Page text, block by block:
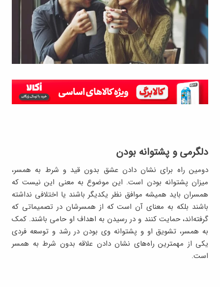
دلگرمی و پشتوانه بودن
دومین راه برای نشان دادن عشق بدون قید و شرط به همسر،
میزان پشتوانه بودن است. این موضوع به معنی این نیست که
همسران باید همیشه موافق نظر یکدیگر باشند یا اختلافی نداشته
باشند بلکه به معنای آن است که از همسرشان در تصمیماتی که
گرفته‌اند، حمایت کنند و در رسیدن به اهداف او حامی باشند. کمک
به همسر، تشویق او و پشتوانه وی بودن در رشد و توسعه فردی
یکی از مهمترین راه‌های نشان دادن علاقه بدون شرط به همسر
است.